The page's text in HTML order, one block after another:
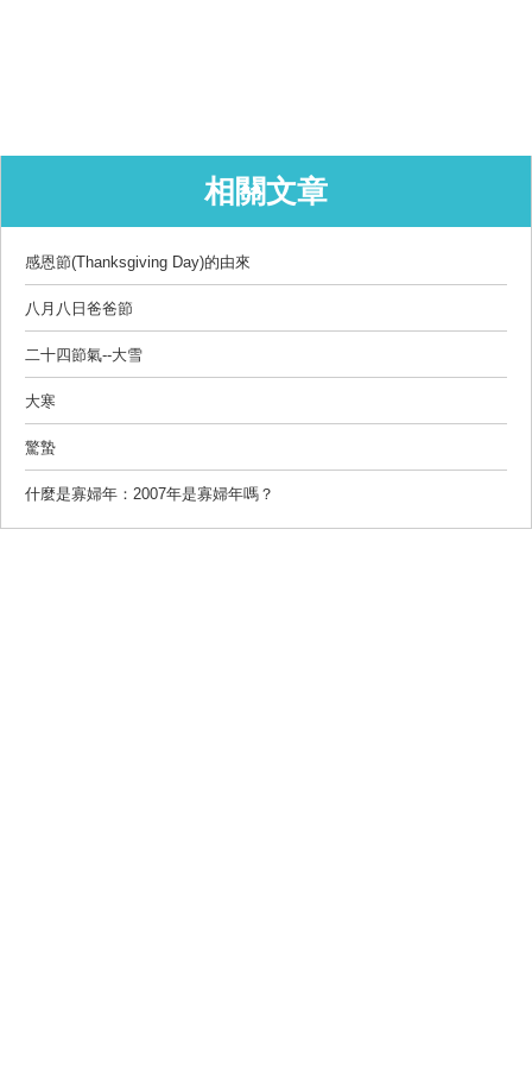
相關文章
感恩節(Thanksgiving Day)的由來
八月八日爸爸節
二十四節氣--大雪
大寒
驚蟄
什麼是寡婦年：2007年是寡婦年嗎？